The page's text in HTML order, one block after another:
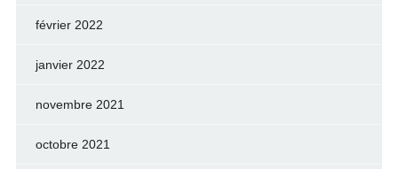
février 2022
janvier 2022
novembre 2021
octobre 2021